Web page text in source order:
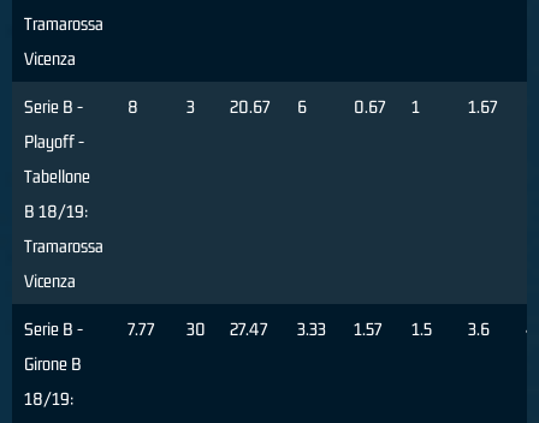
Tramarossa
Vicenza
Serie B -
Playoff -
Tabellone
B 18/19:
Tramarossa
Vicenza
8 3 20.67 6 0.67 1 1.67
Serie B -
Girone B
18/19:
7.77 30 27.47 3.33 1.57 1.5 3.6